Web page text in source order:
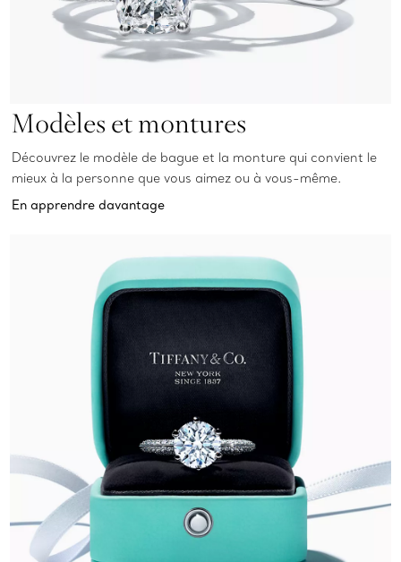
Modèles et montures
Découvrez le modèle de bague et la monture qui convient le
mieux à la personne que vous aimez ou à vous-même.
En apprendre davantage